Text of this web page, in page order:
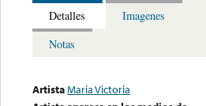
Detalles
Imagenes
Notas
ArtistaMaria Victoria